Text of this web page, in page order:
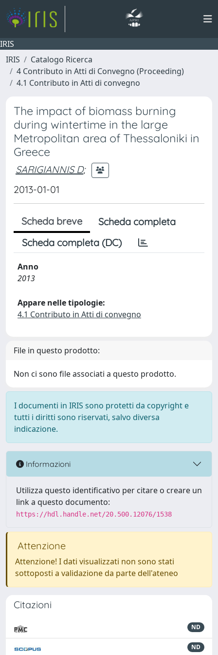
IRIS
IRIS
Catalogo Ricerca
4 Contributo in Atti di Convegno (Proceeding)
4.1 Contributo in Atti di convegno
The impact of biomass burning
during wintertime in the large
Metropolitan area of Thessaloniki in
Greece
SARIGIANNIS D;
2013-01-01
Scheda breve
Scheda completa
Scheda completa (DC)
Anno
2013
Appare nelle tipologie:
4.1 Contributo in Atti di convegno
File in questo prodotto:
Non ci sono file associati a questo prodotto.
I documenti in IRIS sono protetti da copyright e
tutti i diritti sono riservati, salvo diversa
indicazione.
Informazioni
Utilizza questo identificativo per citare o creare un
link a questo documento:
https://hdl.handle.net/20.500.12076/1538
Attenzione
Attenzione! I dati visualizzati non sono stati
sottoposti a validazione da parte dell'ateneo
Citazioni
ND
ND